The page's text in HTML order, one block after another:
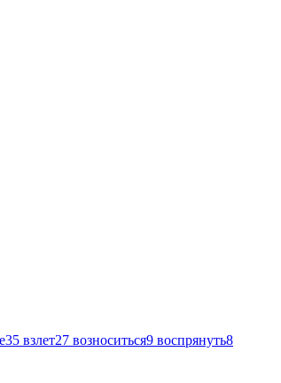
35 взлет27 возноситься9 воспрянуть8